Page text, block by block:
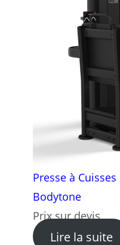
Presse à
Bodytone
Prix sur devis
Lire la suite: